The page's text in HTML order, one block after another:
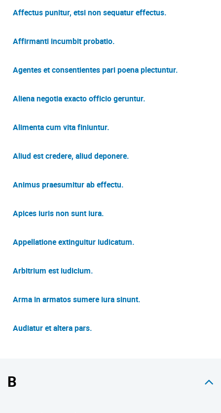
Affectus punitur, etsi non sequatur effectus.
Affirmanti incumbit probatio.
Agentes et consentientes pari poena plectuntur.
Aliena negotia exacto officio geruntur.
Alimenta cum vita finiuntur.
Aliud est credere, aliud deponere.
Animus praesumitur ab effectu.
Apices iuris non sunt iura.
Appellatione extinguitur iudicatum.
Arbitrium est iudicium.
Arma in armatos sumere iura sinunt.
Audiatur et altera pars.
B